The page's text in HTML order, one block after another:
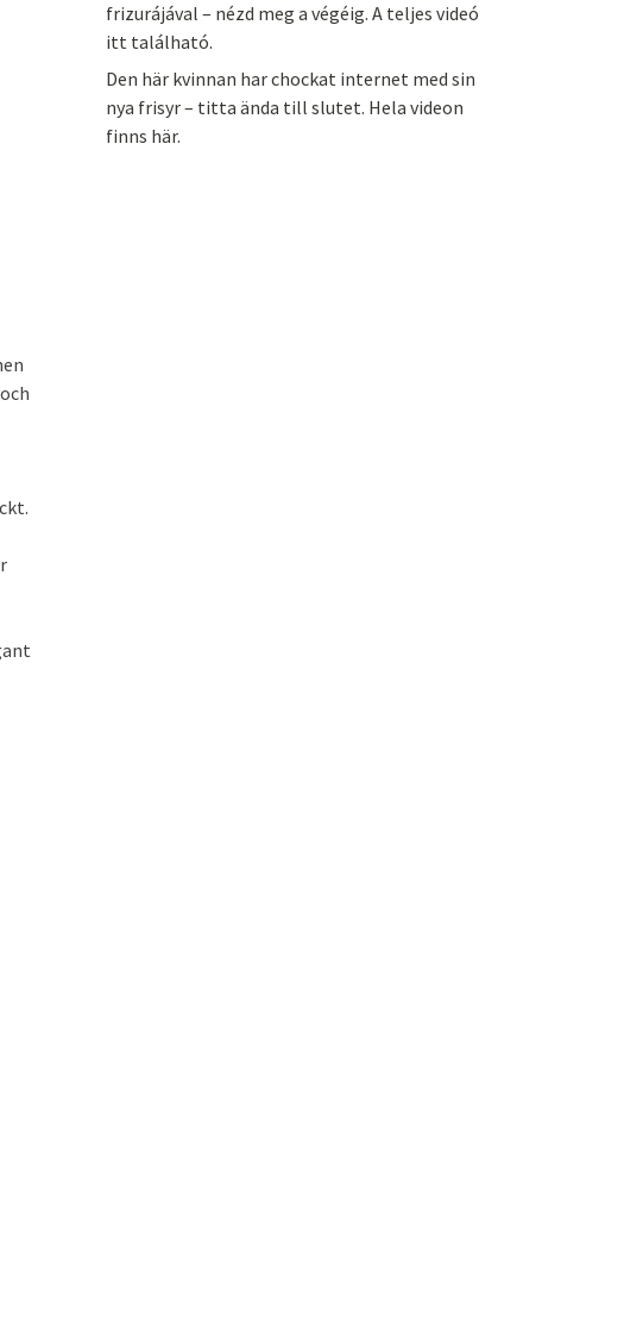
frizurájával – nézd meg a végéig. A teljes videó
itt található.
Den här kvinnan har chockat internet med sin
nya frisyr – titta ända till slutet. Hela videon
finns här.